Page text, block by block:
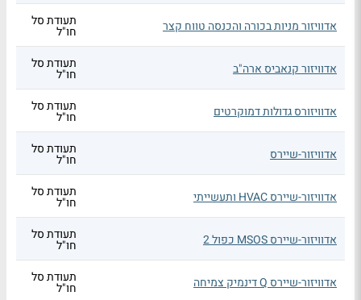
אדוויזור מניות בכורה והכנסה טווח קצר תעודת סל
חו"ל
אדוויזור קנאביס ארה"ב תעודת סל
חו"ל
אדוויזורס גדולות דמוקרטים תעודת סל
חו"ל
אדוויזור-שיירס תעודת סל
חו"ל
אדוויזור-שיירס HVAC ותעשייתי תעודת סל
חו"ל
אדוויזור-שיירס MSOS כפול 2 תעודת סל
חו"ל
אדוויזור-שיירס Q דינמיק צמיחה תעודת סל
חו"ל